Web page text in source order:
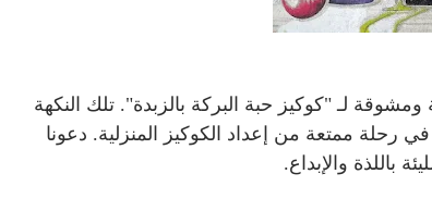
لـ "كوكيز حبة البركة بالزبدة". تلك النكهة
رحلة ممتعة من إعداد الكوكيز المنزلية. دعونا
والإبداع.